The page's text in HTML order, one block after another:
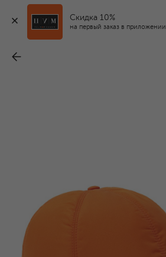
Скидка 10%
на первый заказ в приложении